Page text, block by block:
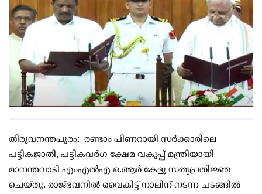
തിരുവനന്തപുരം: രണ്ടാം പിണറായി സര്‍ക്കാരിലെ
പട്ടികജാതി, പട്ടികവര്‍ഗ ക്ഷേമ വകുപ്പ് മന്ത്രിയായി
മാനന്തവാടി എംഎല്‍എ ഒ.ആര്‍ കേളു സത്യപ്രതിജ്ഞ
ചെയ്തു. രാജ്ഭവനില്‍ വൈകിട്ട് നാലിന് നടന്ന ചടങ്ങില്‍